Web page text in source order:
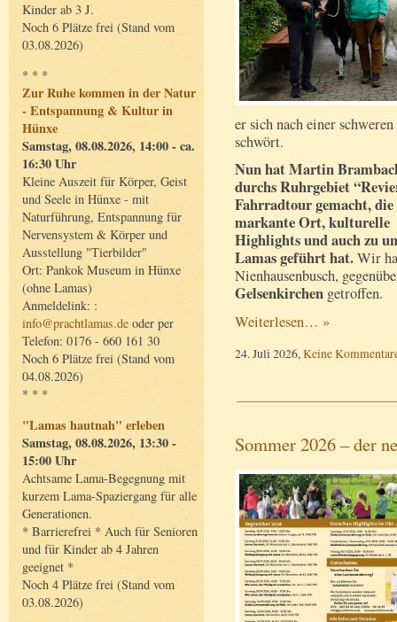
Kinder ab 3 J.
Noch 6 Plätze frei (Stand vom
03.08.2026)
* * *
Zur Ruhe kommen in der Natur
- Entspannung & Kultur in
Hünxe
Samstag, 08.08.2026, 14:00 - ca.
16:30 Uhr
Kleine Auszeit für Körper, Geist
und Seele in Hünxe - mit
Naturführung, Entspannung für
Nervensystem & Körper und
Ausstellung "Tierbilder"
Ort: Pankok Museum in Hünxe
(ohne Lamas)
Anmeldelink: :
info@prachtlamas.de oder per
Telefon: 0176 - 660 161 30
Noch 6 Plätze frei (Stand vom
04.08.2026)
* * *
"Lamas hautnah" erleben
Samstag, 08.08.2026, 13:30 -
15:00 Uhr
Achtsame Lama-Begegnung mit
kurzem Lama-Spaziergang für alle
Generationen.
* Barrierefrei * Auch für Senioren
und für Kinder ab 4 Jahren
geeignet *
Noch 4 Plätze frei (Stand vom
03.08.2026)
er sich nach einer
schwört.
Nun hat Martin
durchs Ruhrgebiet
Fahrradtour gemacht,
markante Ort, kulturelle
Highlights und auch zu
Lamas geführt hat.Wir
Nienhausenbusch,
Gelsenkirchen getroffen.
Weiterlesen… »
24. Juli 2026,Keine
Sommer 2026 – der